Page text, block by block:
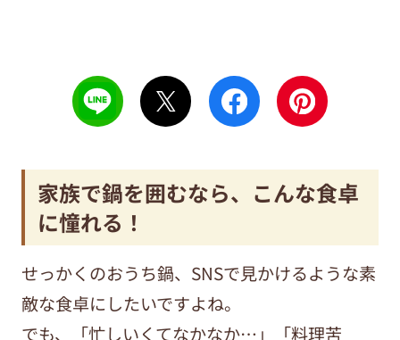
家族で鍋を囲むなら、こんな食卓
に憧れる！
せっかくのおうち鍋、SNSで見かけるような素
敵な食卓にしたいですよね。
でも、「忙しいくてなかなか…」「料理苦